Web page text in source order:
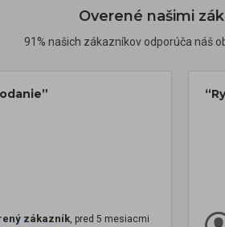
Overené našimi
91% našich zákazníkov odporúča náš
zákazník, pred 5 mesiacmi